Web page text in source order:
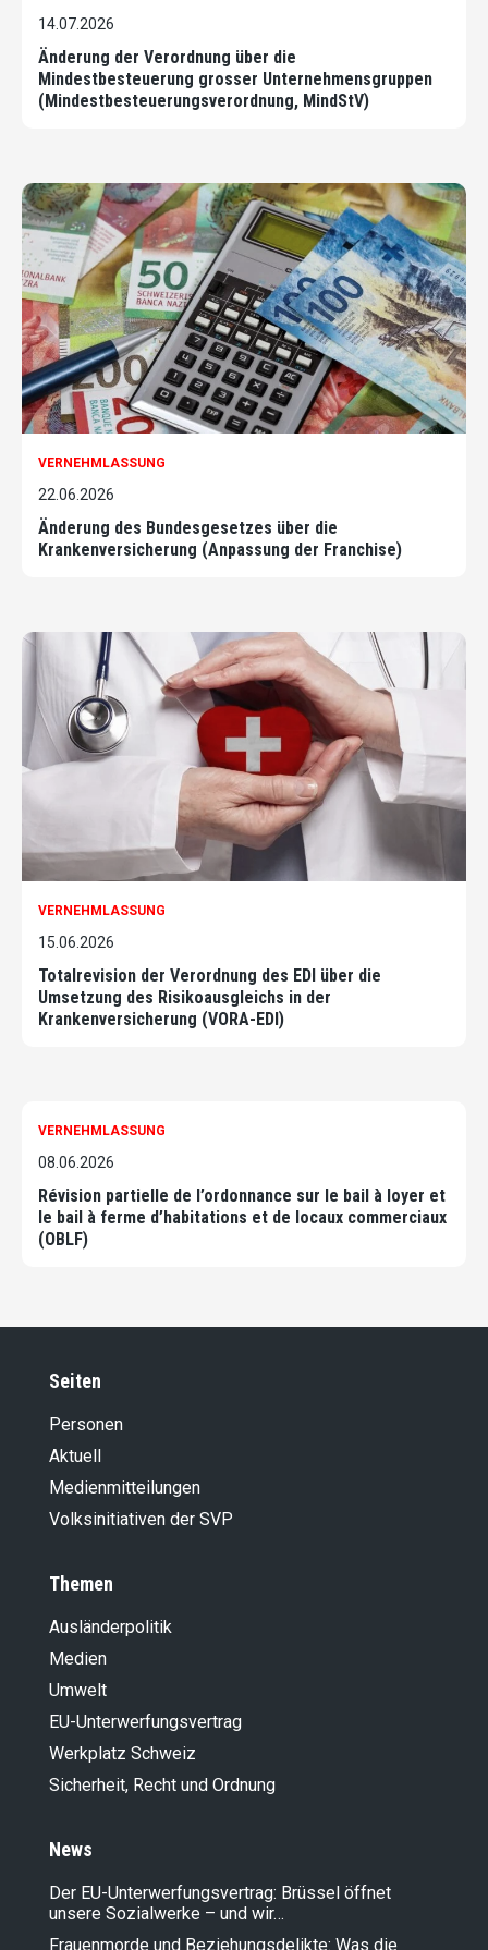
14.07.2026
Änderung der Verordnung über die
Mindestbesteuerung grosser Unternehmensgruppen
(Mindestbesteuerungsverordnung, MindStV)
VERNEHMLASSUNG
22.06.2026
Änderung des Bundesgesetzes über die
Krankenversicherung (Anpassung der Franchise)
VERNEHMLASSUNG
15.06.2026
Totalrevision der Verordnung des EDI über die
Umsetzung des Risikoausgleichs in der
Krankenversicherung (VORA-EDI)
VERNEHMLASSUNG
08.06.2026
Révision partielle de l’ordonnance sur le bail à loyer et
le bail à ferme d’habitations et de locaux commerciaux
(OBLF)
Seiten
Personen
Aktuell
Medienmitteilungen
Volksinitiativen der SVP
Themen
Ausländer­politik
Medien
Umwelt
EU-Unterwerfungsvertrag
Werkplatz Schweiz
Sicherheit, Recht und Ordnung
News
Der EU-Unterwerfungsvertrag: Brüssel öffnet
unsere Sozialwerke – und wir…
Frauenmorde und Beziehungsdelikte: Was die